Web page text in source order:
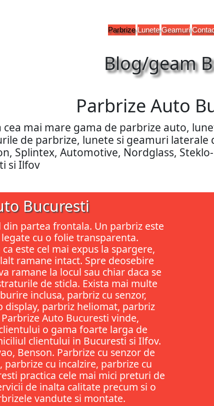
Parbrize Lunete Geamuri
Blog/geam
Parbrize Auto
mai mare gama de parbrize auto,
de parbrize, lunete si geamuri laterale
Splintex, Automotive, Nordglass,
si Ilfov
Bucuresti
partea frontala. Un parbriz este
cu o folie transparenta.
este cel mai expus la spargere,
ramane intact. Spre deosebire
ramane la locul sau chiar daca se
de sticla. Exista mai multe
inclusa, parbriz cu senzor,
display, parbriz heliomat, parbriz
Auto Bucuresti vinde,
o gama foarte larga de
clientului in Bucuresti si Ilfov.
Benson. Parbrize cu senzor de
cu incalzire, parbrize cu
practica cele mai mici preturi de
de inalta calitate precum si o
vandute si montate.